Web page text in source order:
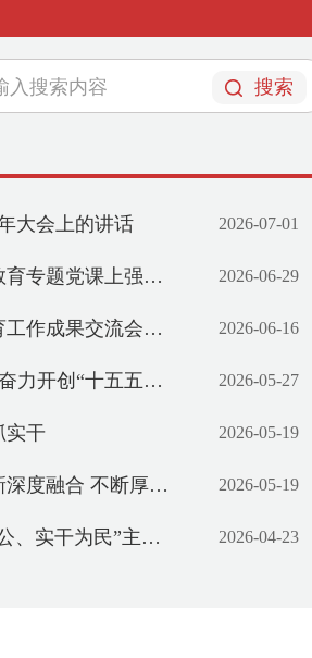
刘伟率课题组赴宁夏调研地方组织
搜索
大会上的讲话 2026-07-01
庆“十五五”开好局起好步 程丽华出席 2026-06-29
持并讲话 王炯程丽华出席 2026-06-16
年制造强市建设新局面 2026-05-27
实干 2026-05-19
造业高质量发展新动能 2026-05-19
进会召开 商奎出席并讲话 2026-04-23